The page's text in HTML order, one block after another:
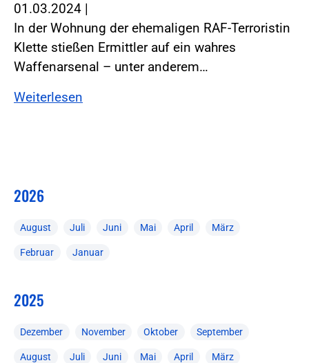
01.03.2024 |
In der Wohnung der ehemaligen RAF-Terroristin
Klette stießen Ermittler auf ein wahres
Waffenarsenal – unter anderem…
Weiterlesen
2026
August Juli Juni Mai April März
Februar Januar
2025
Dezember November Oktober September
August Juli Juni Mai April März